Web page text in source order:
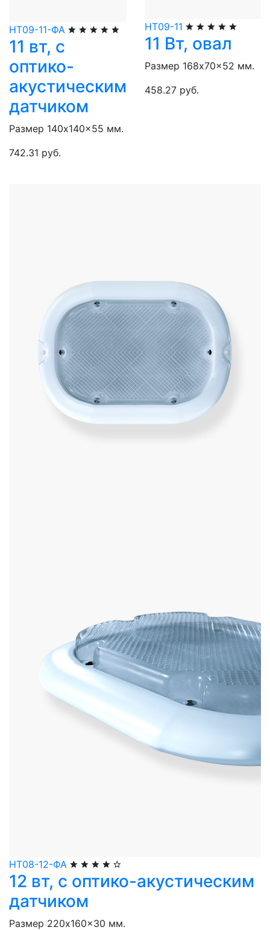
НТ09-11-ФА
11 вт, с
оптико-
акустическим
датчиком
Размер 140x140x55 мм.
742.31 руб.
НТ09-11
11 Вт, овал
Размер 168x70x52 мм.
458.27 руб.
НТ08-12-ФА
12 вт, с оптико-акустическим
датчиком
Размер 220x160x30 мм.